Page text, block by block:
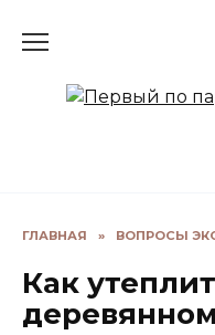
ГЛАВНАЯ » ВОПРОСЫ
Как